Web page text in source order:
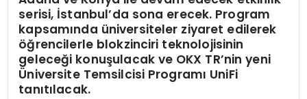
serisi, İstanbul’da sona erecek. Program
kapsamında üniversiteler ziyaret edilerek
öğrencilerle blokzinciri teknolojisinin
geleceği konuşulacak ve OKX TR’nin yeni
Üniversite Temsilcisi Programı UniFi
tanıtılacak.